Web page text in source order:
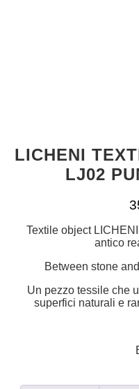
LICHENI
LJ02
Textile object
antico
Between stone
Un pezzo tessile che
superfici naturali e